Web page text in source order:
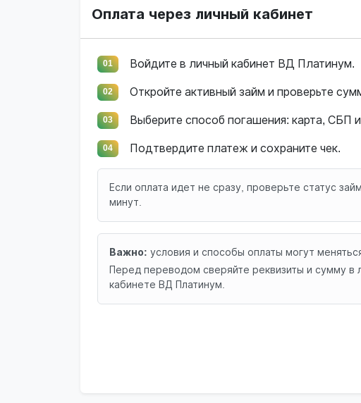
Оплата через личный кабинет
01 Войдите в личный кабинет ВД Платинум.
02 Откройте активный займ и проверьте
03 Выберите способ погашения: карта, СБП
04 Подтвердите платеж и сохраните чек.
Если оплата идет не сразу, проверьте статус
минут.
Важно: условия и способы оплаты могут
Перед переводом сверяйте реквизиты и сумму в
кабинете ВД Платинум.